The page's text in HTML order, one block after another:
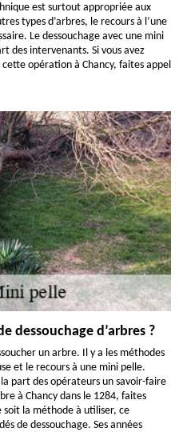
est surtout appropriée aux
types d’arbres, le recours à l’une
Le dessouchage avec une mini
des intervenants. Si vous avez
opération à Chancy, faites appel
dessouchage d’arbres ?
un arbre. Il y a les méthodes
et le recours à une mini pelle.
part des opérateurs un savoir-faire
à Chancy dans le 1284, faites
la méthode à utiliser, ce
de dessouchage. Ses années